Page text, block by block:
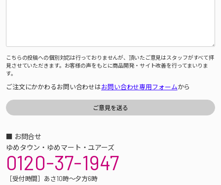
こちらの投稿への個別対応は行っておりませんが、頂いたご意見はスタッフがすべて拝
見させていただきます。お客様の声をもとに商品開発・サイト改善を行ってまいりま
す。
ご注文にかかわるお問い合わせはお問い合わせ専用フォームから
■ お問合せ
ゆめタウン・ゆめマート・ユアーズ
0120-37-1947
［受付時間］あさ10時～夕方6時